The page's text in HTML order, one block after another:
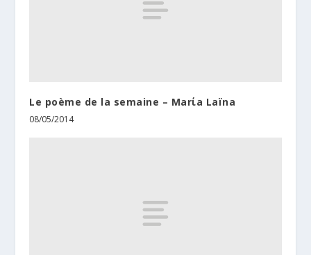
Le poème de la semaine – Marίa Laïna
08/05/2014